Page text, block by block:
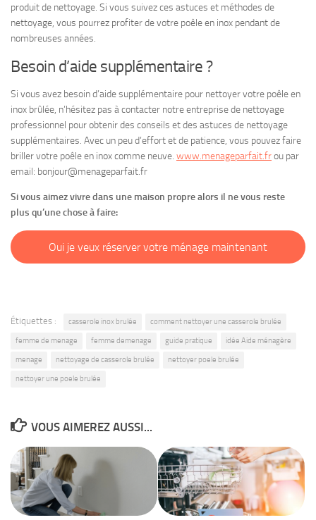
produit de nettoyage. Si vous suivez ces astuces et méthodes de
nettoyage, vous pourrez profiter de votre poêle en inox pendant de
nombreuses années.
Besoin d’aide supplémentaire ?
Si vous avez besoin d’aide supplémentaire pour nettoyer votre poêle en
inox brûlée, n’hésitez pas à contacter notre entreprise de nettoyage
professionnel pour obtenir des conseils et des astuces de nettoyage
supplémentaires. Avec un peu d’effort et de patience, vous pouvez faire
briller votre poêle en inox comme neuve. www.menageparfait.frou par
email: bonjour@menageparfait.fr
Si vous aimez vivre dans une maison propre alors il ne vous reste
plus qu’une chose à faire:
Oui je veux réserver votre ménage maintenant
Étiquettes : casserole inox brulée comment nettoyer une casserole brulée
femme de menage femme demenage guide pratique idée Aide ménagère
menage nettoyage de casserole brulée nettoyer poele brulée
nettoyer une poele brulée
VOUS AIMEREZ AUSSI...